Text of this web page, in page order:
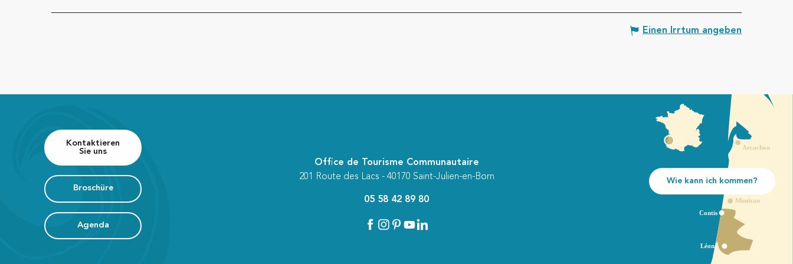
Einen Irrtum angeben
Kontaktieren
Sie uns
Broschüre
Agenda
Office de Tourisme Communautaire
201 Route des Lacs - 40170 Saint-Julien-en-Born
05 58 42 89 80
Wie kann ich kommen?